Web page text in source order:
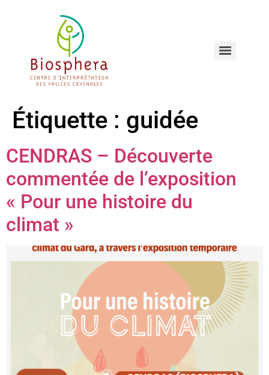
Étiquette : guidée
CENDRAS – Découverte
commentée de l’exposition
« Pour une histoire du
climat »